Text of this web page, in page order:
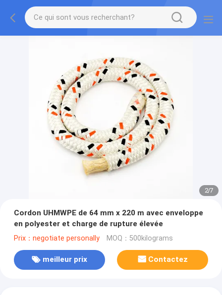
2/7
Cordon UHMWPE de 64 mm x 220 m avec enveloppe
en polyester et charge de rupture élevée
Prix：negotiate personally MOQ：500kilograms
meilleur prix Contactez